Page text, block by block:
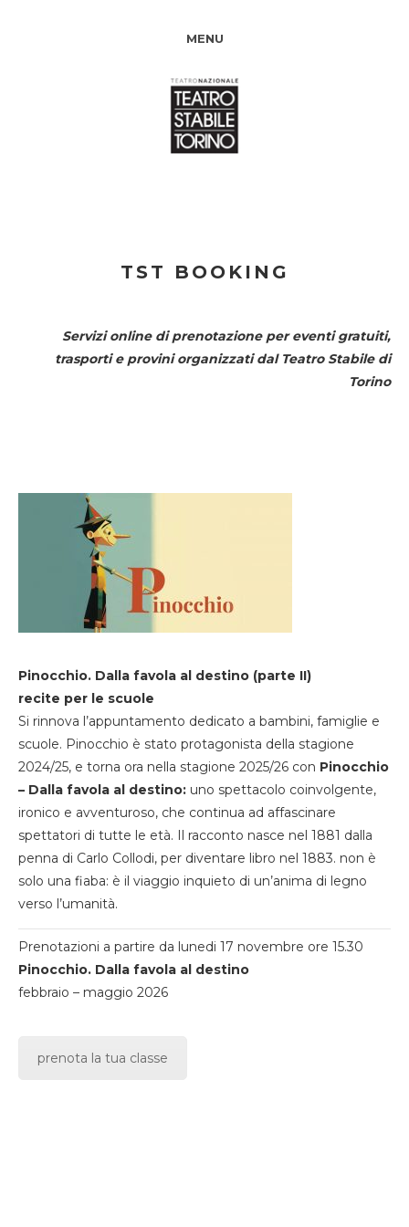
MENU
TST BOOKING
Servizi online di prenotazione per eventi gratuiti,
trasporti e provini organizzati dal Teatro Stabile di
Torino
Pinocchio. Dalla favola al destino (parte II)
recite per le scuole
Si rinnova l’appuntamento dedicato a bambini, famiglie e
scuole. Pinocchio è stato protagonista della stagione
2024/25, e torna ora nella stagione 2025/26 con Pinocchio
– Dalla favola al destino: uno spettacolo coinvolgente,
ironico e avventuroso, che continua ad affascinare
spettatori di tutte le età. Il racconto nasce nel 1881 dalla
penna di Carlo Collodi, per diventare libro nel 1883. non è
solo una fiaba: è il viaggio inquieto di un’anima di legno
verso l’umanità.
Prenotazioni a partire da lunedi 17 novembre ore 15.30
Pinocchio. Dalla favola al destino
febbraio – maggio 2026
prenota la tua classe